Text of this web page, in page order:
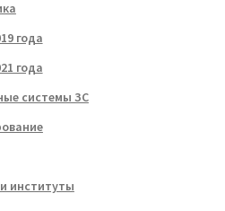
года
года
системы ЗС
институты